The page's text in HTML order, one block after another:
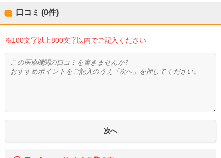
口コミ (0件)
※100文字以上800文字以内でご記入ください